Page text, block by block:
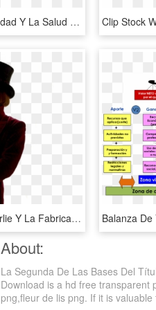
Img-const - Seguridad Y La Salud Es Cosa, HD Png Download
Willy Wonka - Charlie Y La Fabrica De Chocolate Mike Teavee, HD Png Download
About:
La Segunda De Las Bases Del
Download is a hd free transparent
png,fleur de lis png. If it is